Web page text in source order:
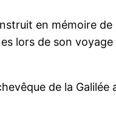
en mémoire
lors de son
de la Galilée